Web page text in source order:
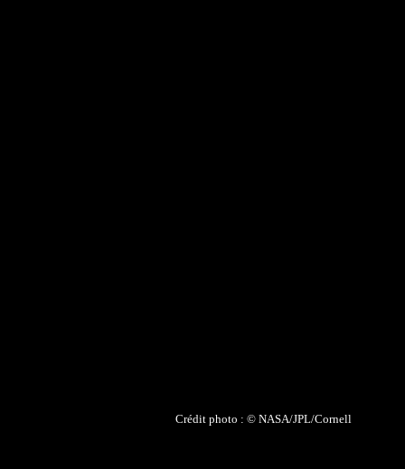
Crédit photo : © NASA/JPL/Cornell